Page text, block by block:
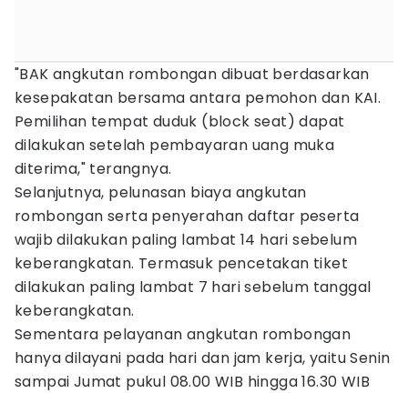
"BAK angkutan rombongan dibuat berdasarkan
kesepakatan bersama antara pemohon dan KAI.
Pemilihan tempat duduk (block seat) dapat
dilakukan setelah pembayaran uang muka
diterima," terangnya.
Selanjutnya, pelunasan biaya angkutan
rombongan serta penyerahan daftar peserta
wajib dilakukan paling lambat 14 hari sebelum
keberangkatan. Termasuk pencetakan tiket
dilakukan paling lambat 7 hari sebelum tanggal
keberangkatan.
Sementara pelayanan angkutan rombongan
hanya dilayani pada hari dan jam kerja, yaitu Senin
sampai Jumat pukul 08.00 WIB hingga 16.30 WIB